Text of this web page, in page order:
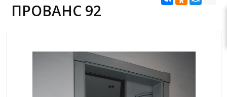
ПРОВАНС 92